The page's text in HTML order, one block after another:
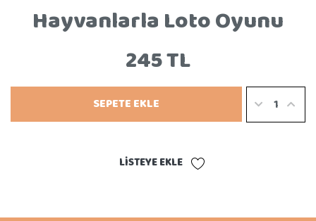
Hayvanlarla Loto Oyunu
245 TL
SEPETE EKLE
LISTEYE EKLE